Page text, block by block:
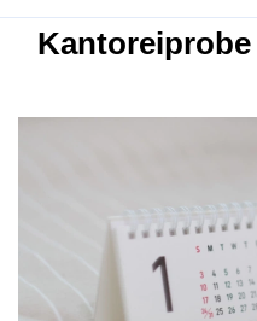
Kantoreiprobe